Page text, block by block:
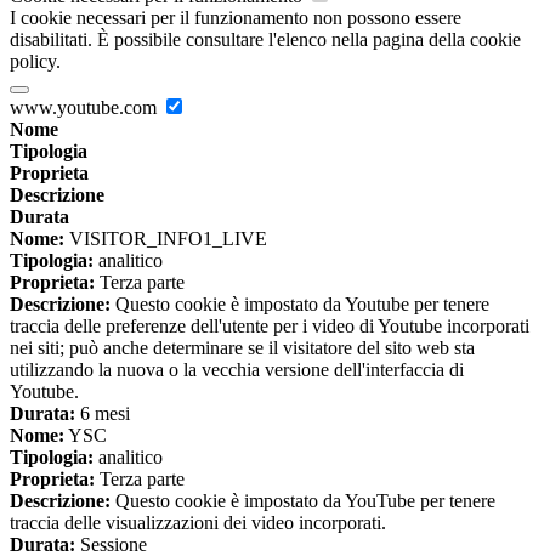
I cookie necessari per il funzionamento non possono essere
disabilitati. È possibile consultare l'elenco nella pagina della cookie
policy.
www.youtube.com
Nome
Tipologia
Proprieta
Descrizione
Durata
Nome: VISITOR_INFO1_LIVE
Tipologia: analitico
Proprieta: Terza parte
Descrizione: Questo cookie è impostato da Youtube per tenere
traccia delle preferenze dell'utente per i video di Youtube incorporati
nei siti; può anche determinare se il visitatore del sito web sta
utilizzando la nuova o la vecchia versione dell'interfaccia di
Youtube.
Durata: 6 mesi
Nome: YSC
Tipologia: analitico
Proprieta: Terza parte
Descrizione: Questo cookie è impostato da YouTube per tenere
traccia delle visualizzazioni dei video incorporati.
Durata: Sessione